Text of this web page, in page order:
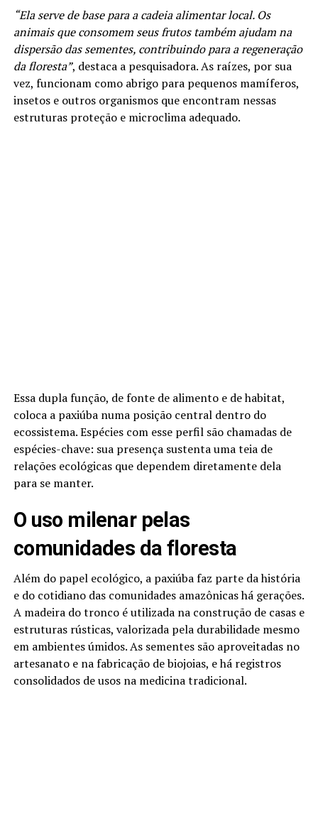
“Ela serve de base para a cadeia alimentar local. Os
animais que consomem seus frutos também ajudam na
dispersão das sementes, contribuindo para a regeneração
da floresta”, destaca a pesquisadora. As raízes, por sua
vez, funcionam como abrigo para pequenos mamíferos,
insetos e outros organismos que encontram nessas
estruturas proteção e microclima adequado.
Essa dupla função, de fonte de alimento e de habitat,
coloca a paxiúba numa posição central dentro do
ecossistema. Espécies com esse perfil são chamadas de
espécies-chave: sua presença sustenta uma teia de
relações ecológicas que dependem diretamente dela
para se manter.
O uso milenar pelas
comunidades da floresta
Além do papel ecológico, a paxiúba faz parte da história
e do cotidiano das comunidades amazônicas há gerações.
A madeira do tronco é utilizada na construção de casas e
estruturas rústicas, valorizada pela durabilidade mesmo
em ambientes úmidos. As sementes são aproveitadas no
artesanato e na fabricação de biojoias, e há registros
consolidados de usos na medicina tradicional.